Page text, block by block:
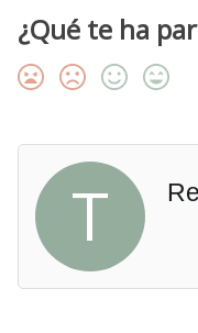
¿Qué te ha
T